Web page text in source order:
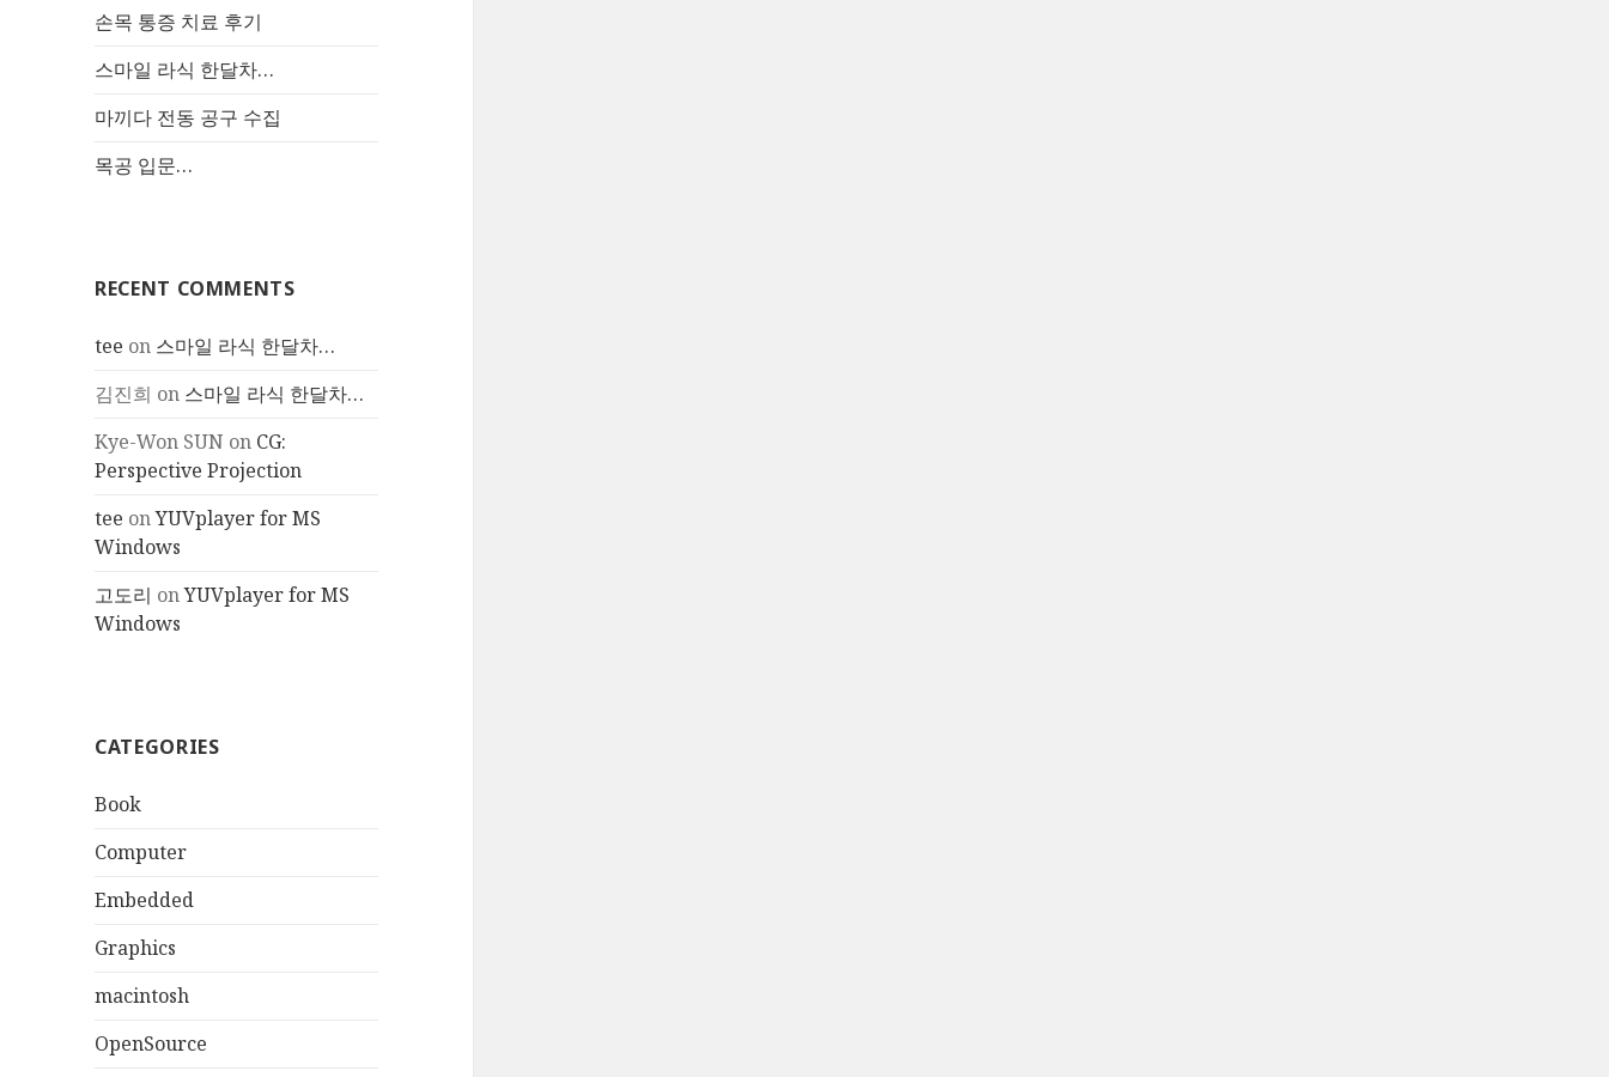
손목 통증 치료 후기
스마일 라식 한달차…
마끼다 전동 공구 수집
목공 입문…
RECENT COMMENTS
tee on 스마일 라식 한달차…
김진희 on 스마일 라식 한달차…
Kye-Won SUN on CG:
Perspective Projection
tee onYUVplayer for MS
Windows
고도리 onYUVplayer for MS
Windows
CATEGORIES
Book
Computer
Embedded
Graphics
macintosh
OpenSource